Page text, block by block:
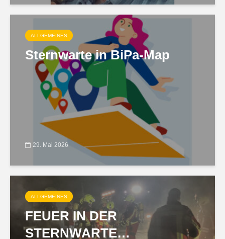
ALLGEMEINES
Sternwarte in BiPa-Map
29. Mai 2026
ALLGEMEINES
FEUER IN DER
STERNWARTE…